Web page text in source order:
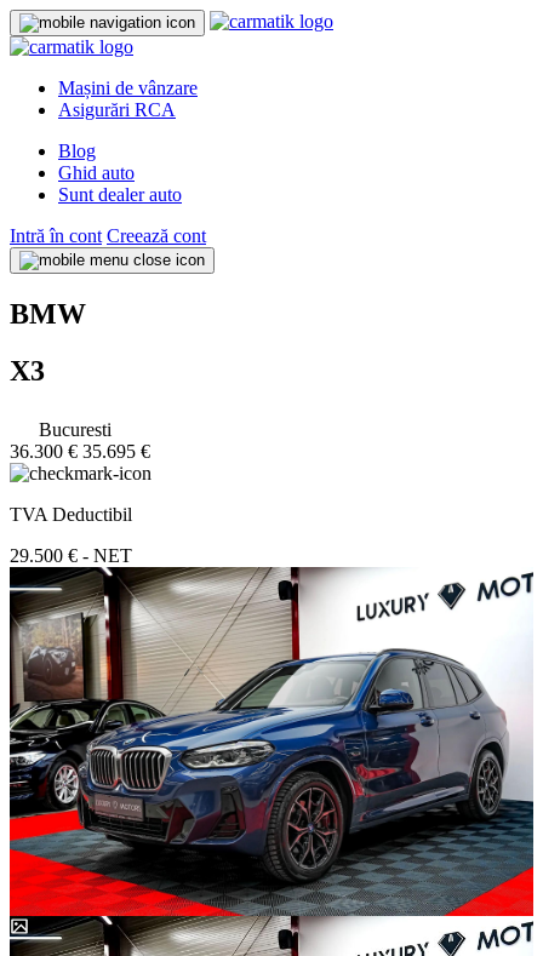
Mașini de vânzare
Asigurări RCA
Blog
Ghid auto
Sunt dealer auto
Intră în cont Creează cont
BMW
X3
Bucuresti
36.300 € 35.695 €
TVA Deductibil
29.500 € - NET